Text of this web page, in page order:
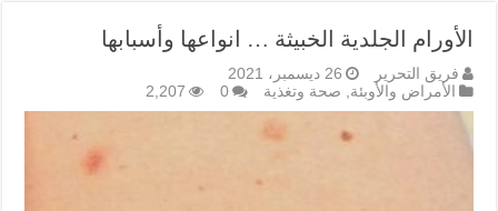
الأورام الجلدية الخبيثة … انواعها وأسبابها
فريق التحرير
26 ديسمبر، 2021
الأمراض والأوبئة, صحة وتغذية 0
2,207